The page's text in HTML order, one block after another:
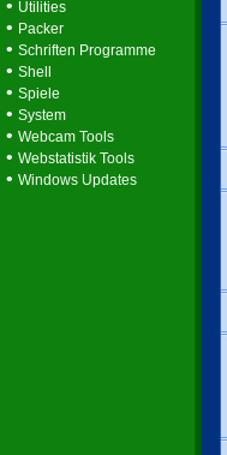
• Utilities
• Packer
• Schriften Programme
• Shell
• Spiele
• System
• Webcam Tools
• Webstatistik Tools
• Windows Updates